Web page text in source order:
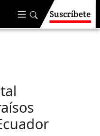
Suscríbete